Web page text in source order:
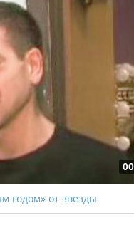
годом» от звезды